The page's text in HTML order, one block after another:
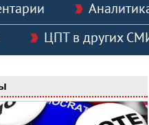
ЦПТ в других